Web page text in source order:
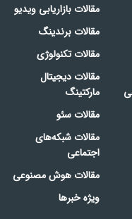
مقالات بازاریابی ویدیو
مقالات برندینگ
مقالات تکنولوژی
مقالات دیجیتال
مارکتینگ
مقالات سئو
مقالات شبکه‌های
اجتماعی
مقالات هوش مصنوعی
ویژه خبرها